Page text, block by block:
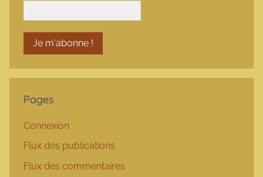
Pages
Connexion
Flux des publications
Flux des commentaires